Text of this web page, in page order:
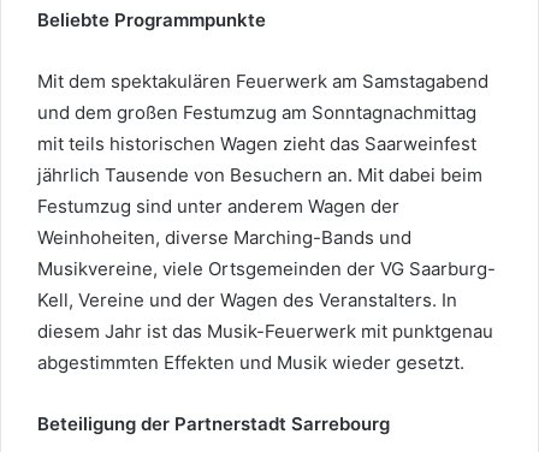
Beliebte Programmpunkte
Mit dem spektakulären Feuerwerk am Samstagabend
und dem großen Festumzug am Sonntagnachmittag
mit teils historischen Wagen zieht das Saarweinfest
jährlich Tausende von Besuchern an. Mit dabei beim
Festumzug sind unter anderem Wagen der
Weinhoheiten, diverse Marching-Bands und
Musikvereine, viele Ortsgemeinden der VG Saarburg-
Kell, Vereine und der Wagen des Veranstalters. In
diesem Jahr ist das Musik-Feuerwerk mit punktgenau
abgestimmten Effekten und Musik wieder gesetzt.
Beteiligung der Partnerstadt Sarrebourg